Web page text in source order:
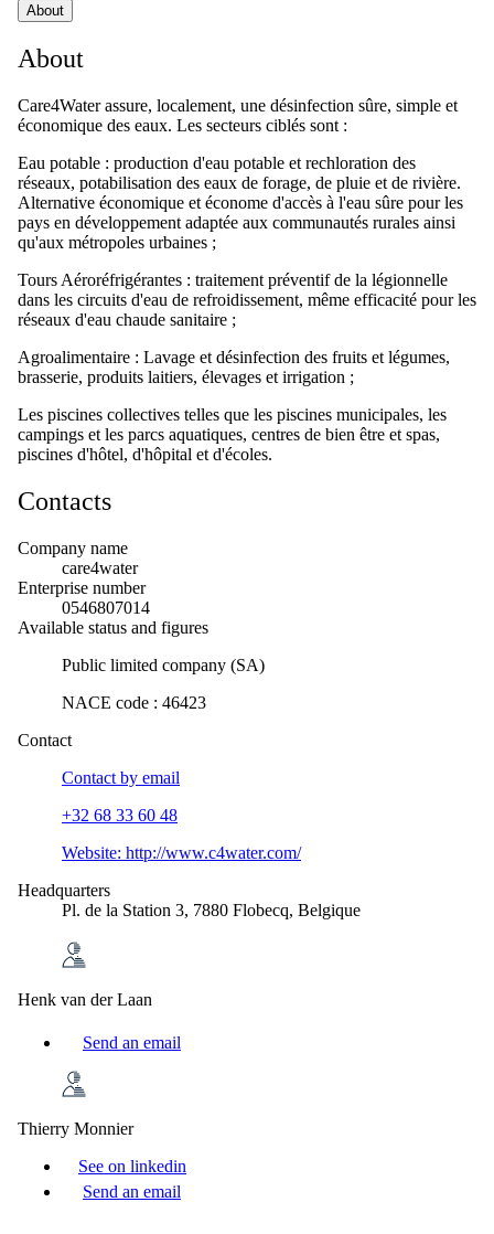
About
About
Care4Water assure, localement, une désinfection sûre, simple et
économique des eaux. Les secteurs ciblés sont :
Eau potable : production d'eau potable et rechloration des
réseaux, potabilisation des eaux de forage, de pluie et de rivière.
Alternative économique et économe d'accès à l'eau sûre pour les
pays en développement adaptée aux communautés rurales ainsi
qu'aux métropoles urbaines ;
Tours Aéroréfrigérantes : traitement préventif de la légionnelle
dans les circuits d'eau de refroidissement, même efficacité pour les
réseaux d'eau chaude sanitaire ;
Agroalimentaire : Lavage et désinfection des fruits et légumes,
brasserie, produits laitiers, élevages et irrigation ;
Les piscines collectives telles que les piscines municipales, les
campings et les parcs aquatiques, centres de bien être et spas,
piscines d'hôtel, d'hôpital et d'écoles.
Contacts
Company name
care4water
Enterprise number
0546807014
Available status and figures
Public limited company (SA)
NACE code : 46423
Contact
Contact by email
+32 68 33 60 48
Website: http://www.c4water.com/
Headquarters
Pl. de la Station 3, 7880 Flobecq, Belgique
Henk van der Laan
Send an email
Thierry Monnier
See on linkedin
Send an email